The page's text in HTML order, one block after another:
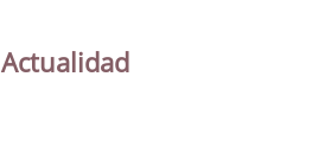
Actualidad